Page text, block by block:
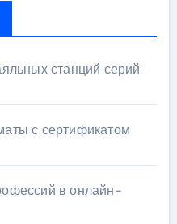
станций серий
с сертификатом
в онлайн-